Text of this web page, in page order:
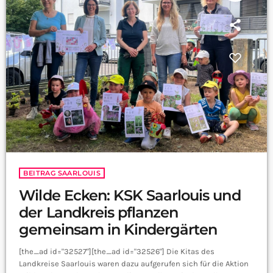
BEITRAG SAARLOUIS
Wilde Ecken: KSK Saarlouis und
der Landkreis pflanzen
gemeinsam in Kindergärten
[the_ad id="32527"][the_ad id="32526"] Die Kitas des
Landkreise Saarlouis waren dazu aufgerufen sich für die Aktion